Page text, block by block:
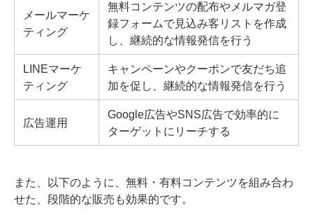
メールマーケ
ティング
無料コンテンツの配布やメルマガ登
録フォームで見込み客リストを作成
し、継続的な情報発信を行う
LINEマーケ
ティング
キャンペーンやクーポンで友だち追
加を促し、継続的な情報発信を行う
広告運用
Google広告やSNS広告で効率的に
ターゲットにリーチする
また、以下のように、無料・有料コンテンツを組み合わ
せた、段階的な販売も効果的です。